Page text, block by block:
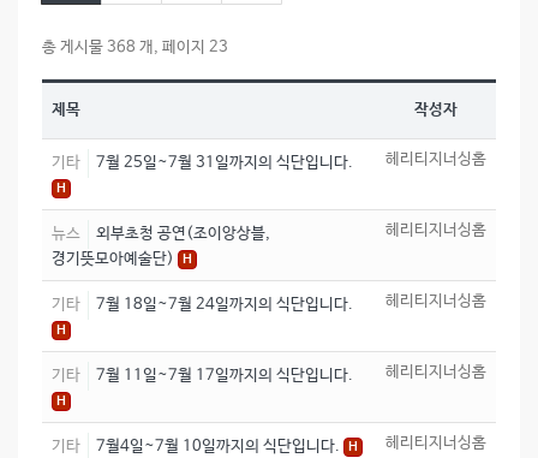
총 게시물 368 개, 페이지 23
제목 작성자
기타 7월 25일~7월 31일까지의 식단입니다.
H
헤리티지너싱홈
뉴스
외부초청 공연(조이앙상블,
경기뜻모아예술단)
H
헤리티지너싱홈
기타 7월 18일~7월 24일까지의 식단입니다.
H
헤리티지너싱홈
기타 7월 11일~7월 17일까지의 식단입니다.
H
헤리티지너싱홈
기타 7월4일~7월 10일까지의 식단입니다. H 헤리티지너싱홈